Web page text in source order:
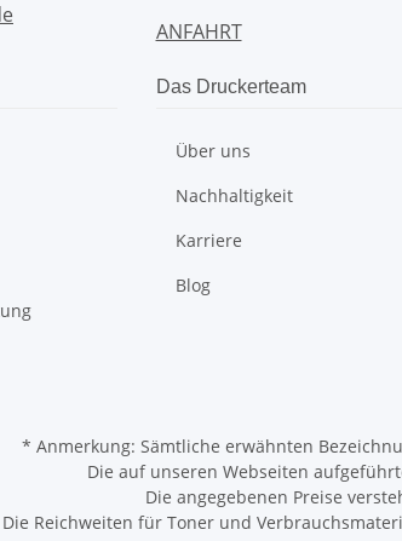
ANFAHRT
Das Druckerteam
Über uns
Nachhaltigkeit
Karriere
Blog
* Anmerkung: Sämtliche erwähnten
Die auf unseren Webseiten
Die angegebenen Preise
Die Reichweiten für Toner und